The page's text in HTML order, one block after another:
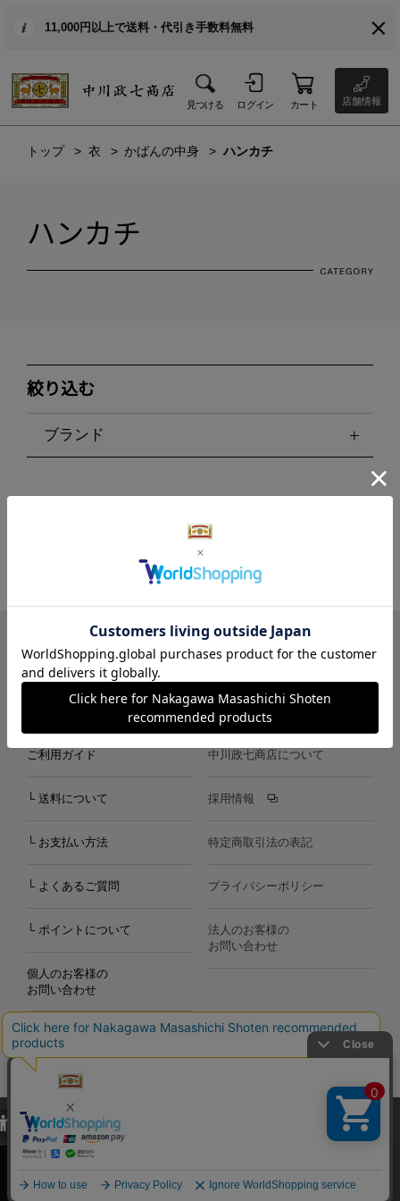
11,000円以上で送料・代引き手数料無料
見つける ログイン カート 店舗情報
トップ 衣 かばんの中身 ハンカチ
ハンカチ
絞り込む
ブランド
LINE Instagram X Facebook メールマガジン
ご利用ガイド
└ 送料について
└ お支払い方法
└ よくあるご質問
└ ポイントについて
個人のお客様の
お問い合わせ
中川政七商店について
採用情報
特定商取引法の表記
プライバシーポリシー
法人のお客様の
お問い合わせ
Copyright©2000-2026
Nakagawa Masashichi Shoten All Rights Reserved.
当サイトでは、当サイト内における閲覧履歴・属性情報などの取得およ
び利便性向上のためにクッキー（Cookie）を使用いたします。詳細に
関しては「プライバシーポリシー
承諾する